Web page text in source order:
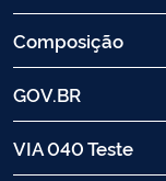
Composição
GOV.BR
VIA 040 Teste